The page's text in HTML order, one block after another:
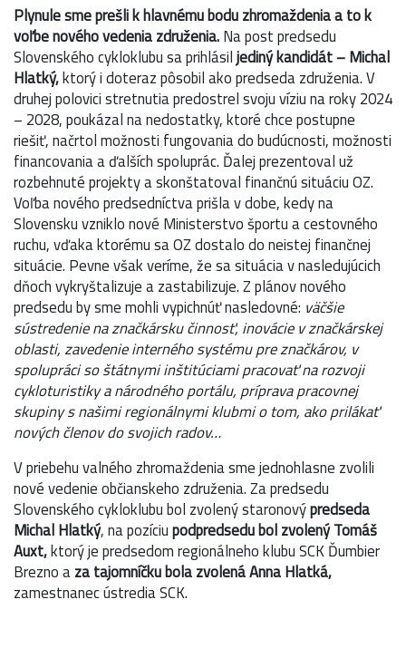
Plynule sme prešli k hlavnému bodu zhromaždenia a to k
voľbe nového vedenia združenia.Na post predsedu
Slovenského cykloklubu sa prihlásiljediný kandidát – Michal
Hlatký,ktorý i doteraz pôsobil ako predseda združenia. V
druhej polovici stretnutia predostrel svoju víziu na roky 2024
– 2028, poukázal na nedostatky, ktoré chce postupne
riešiť, načrtol možnosti fungovania do budúcnosti, možnosti
financovania a ďalších spoluprác. Ďalej prezentoval už
rozbehnuté projekty a skonštatoval finančnú situáciu OZ.
Voľba nového predsedníctva prišla v dobe, kedy na
Slovensku vzniklo nové Ministerstvo športu a cestovného
ruchu, vďaka ktorému sa OZ dostalo do neistej finančnej
situácie. Pevne však veríme, že sa situácia v nasledujúcich
dňoch vykryštalizuje a zastabilizuje. Z plánov nového
predsedu by sme mohli vypichnúť nasledovné: väčšie
sústredenie na značkársku činnosť, inovácie v značkárskej
oblasti, zavedenie interného systému pre značkárov, v
spolupráci so štátnymi inštitúciami pracovať na rozvoji
cykloturistiky a národného portálu, príprava pracovnej
skupiny s našimi regionálnymi klubmi o tom, ako prilákať
nových členov do svojich radov…
V priebehu valného zhromaždenia sme jednohlasne zvolili
nové vedenie občianskeho združenia. Za predsedu
Slovenského cykloklubu bol zvolený staronovýpredseda
Michal Hlatký, na pozíciupodpredsedu bol zvolený Tomáš
Auxt,ktorý je predsedom regionálneho klubu SCK Ďumbier
Brezno aza tajomníčku bola zvolená Anna Hlatká,
zamestnanec ústredia SCK.